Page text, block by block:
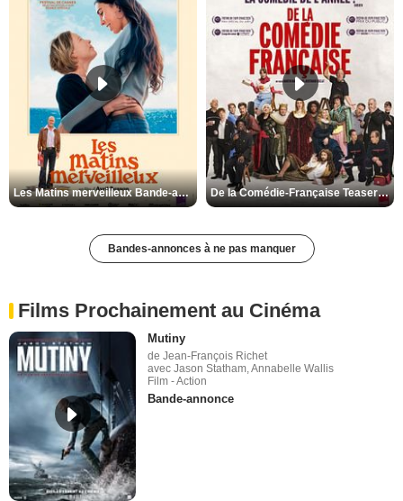
Les Matins merveilleux Bande-annonce VF De la Comédie-Française Teaser VF
Bandes-annonces à ne pas manquer
Films Prochainement au Cinéma
Mutiny
de Jean-François Richet
avec Jason Statham, Annabelle Wallis
Film - Action
Bande-annonce